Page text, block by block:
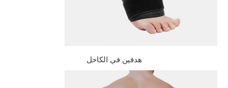
هدفين في الكاحل